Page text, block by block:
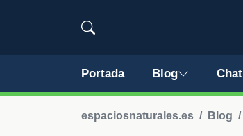
Portada Blog Chat
espaciosnaturales.es Blog